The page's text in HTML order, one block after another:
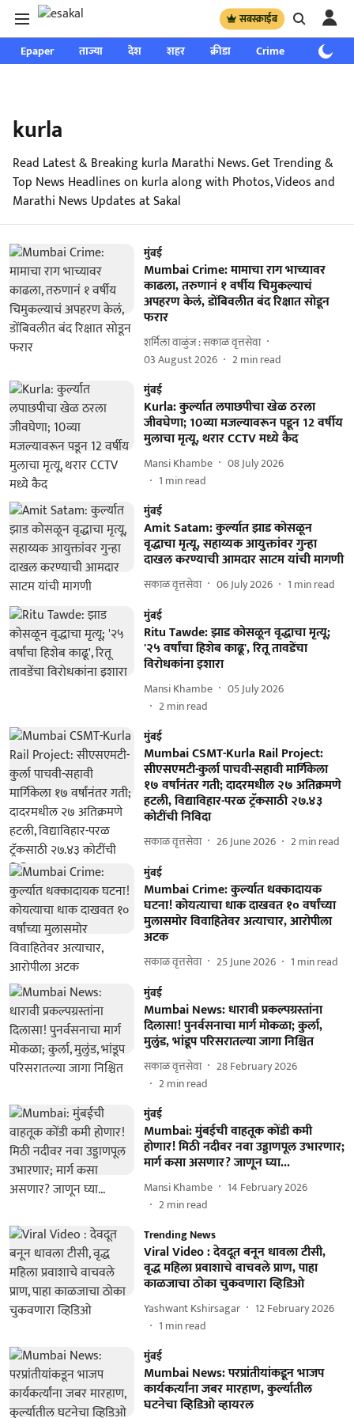
सबस्क्राईब
Epaper ताज्या देश शहर क्रीडा Crime साप्ताहिक
kurla
Read Latest & Breaking kurla Marathi News. Get Trending &
Top News Headlines on kurla along with Photos, Videos and
Marathi News Updates at Sakal
मुंबई
Mumbai Crime: मामाचा राग भाच्यावर
काढला, तरुणानं १ वर्षीय चिमुकल्याचं
अपहरण केलं, डोंबिवलीत बंद रिक्षात सोडून
फरार
शर्मिला वाळुंज : सकाळ वृत्तसेवा
03 August 2026
2min read
मुंबई
Kurla: कुर्ल्यात लपाछपीचा खेळ ठरला
जीवघेणा; 10व्या मजल्यावरून पडून 12 वर्षीय
मुलाचा मृत्यू, थरार CCTV मध्ये कैद
Mansi Khambe
08 July 2026
1 min read
मुंबई
Amit Satam: कुर्ल्यात झाड कोसळून
वृद्धाचा मृत्यू, सहाय्यक आयुक्तांवर गुन्हा
दाखल करण्याची आमदार साटम यांची मागणी
सकाळ वृत्तसेवा 06 July 2026 1 min read
मुंबई
Ritu Tawde: झाड कोसळून वृद्धाचा मृत्यू;
'२५ वर्षांचा हिशेब काढू', रितू तावडेंचा
विरोधकांना इशारा
Mansi Khambe
05 July 2026
2min read
मुंबई
Mumbai CSMT-Kurla Rail Project:
सीएसएमटी-कुर्ला पाचवी-सहावी मार्गिकेला
१७ वर्षांनंतर गती; दादरमधील २७ अतिक्रमणे
हटली, विद्याविहार-परळ ट्रॅकसाठी २७.४३
कोटींची निविदा
सकाळ वृत्तसेवा 26 June 2026 2min read
मुंबई
Mumbai Crime: कुर्ल्यात धक्कादायक
घटना! कोयत्याचा धाक दाखवत १० वर्षांच्या
मुलासमोर विवाहितेवर अत्याचार, आरोपीला
अटक
सकाळ वृत्तसेवा 25 June 2026 1 min read
मुंबई
Mumbai News: धारावी प्रकल्पग्रस्तांना
दिलासा! पुनर्वसनाचा मार्ग मोकळा; कुर्ला,
मुलुंड, भांडूप परिसरातल्या जागा निश्चित
सकाळ वृत्तसेवा
28 February 2026
2min read
मुंबई
Mumbai: मुंबईची वाहतूक कोंडी कमी
होणार! मिठी नदीवर नवा उड्डाणपूल उभारणार;
मार्ग कसा असणार? जाणून घ्या...
Mansi Khambe
14 February 2026
2min read
Trending News
Viral Video : देवदूत बनून धावला टीसी,
वृद्ध महिला प्रवाशाचे वाचवले प्राण, पाहा
काळजाचा ठोका चुकवणारा व्हिडिओ
Yashwant Kshirsagar
12 February 2026
1 min read
मुंबई
Mumbai News: परप्रांतीयांकडून भाजप
कार्यकर्त्यांना जबर मारहाण, कुर्ल्यातील
घटनेचा व्हिडिओ व्हायरल